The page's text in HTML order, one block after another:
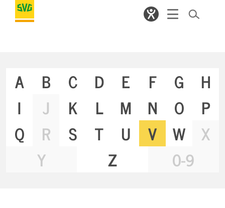
A B C D E F G
H
I
J K L M N O
P
Q
R S T U V W
X
Y
Z 0-9